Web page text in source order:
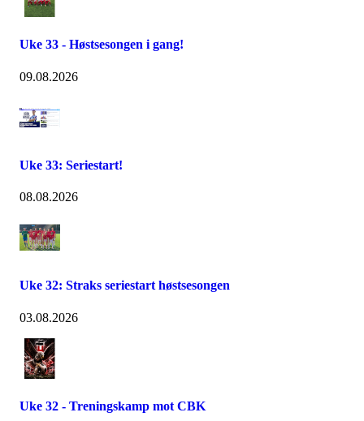
Uke 33 - Høstsesongen i gang!
09.08.2026
Uke 33: Seriestart!
08.08.2026
Uke 32: Straks seriestart høstsesongen
03.08.2026
Uke 32 - Treningskamp mot CBK